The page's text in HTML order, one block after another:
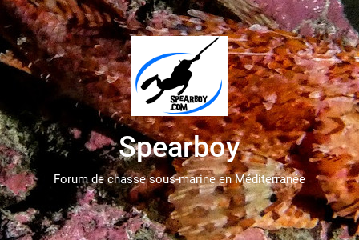
Spearboy
Forum de chasse sous-marine en Méditerranée